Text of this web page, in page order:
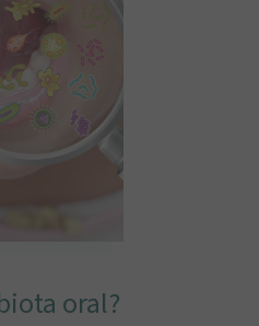
oral?